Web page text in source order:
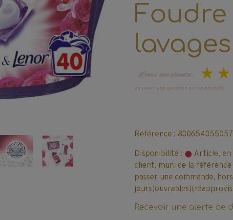
Foudre
L’avis des clients :
ou poser une question sur ce produit)
Référence :
Disponibilité :
Article, en
client, muni de la
passer une commande,
Recevoir une alerte de